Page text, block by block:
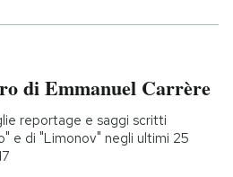
di Emmanuel Carrère
reportage e saggi scritti
e di "Limonov" negli ultimi 25